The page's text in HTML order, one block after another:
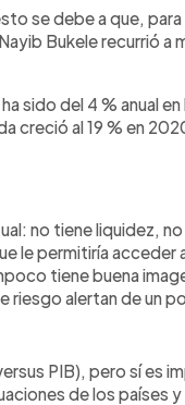
se debe a que, para
Bukele recurrió a
sido del 4 % anual
creció al 19 % en
no tiene liquidez,
le permitiría acceder
tiene buena
riesgo alertan de un
PIB), pero sí es
de los países